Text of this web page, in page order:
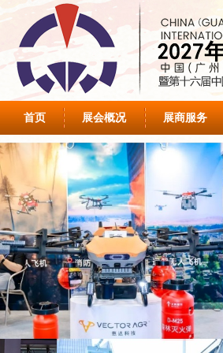
首页 展会概况 展商服务